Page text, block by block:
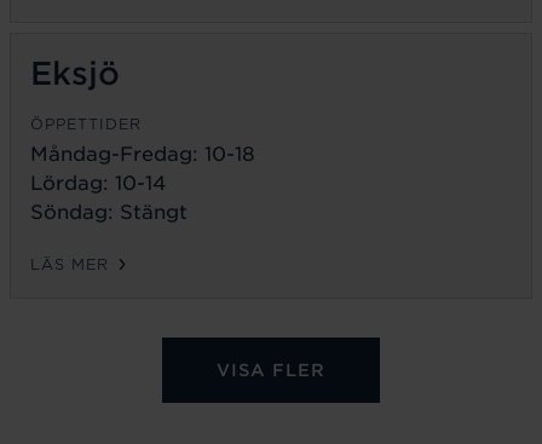
Eksjö
ÖPPETTIDER
Måndag-Fredag: 10-18
Lördag: 10-14
Söndag: Stängt
LÄS MER
VISA FLER